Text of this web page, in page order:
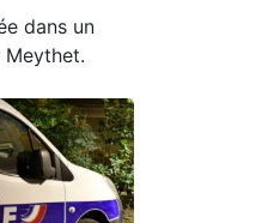
dans un
Meythet.